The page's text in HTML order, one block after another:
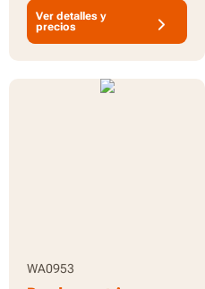
Ver detalles y
precios
WA0953